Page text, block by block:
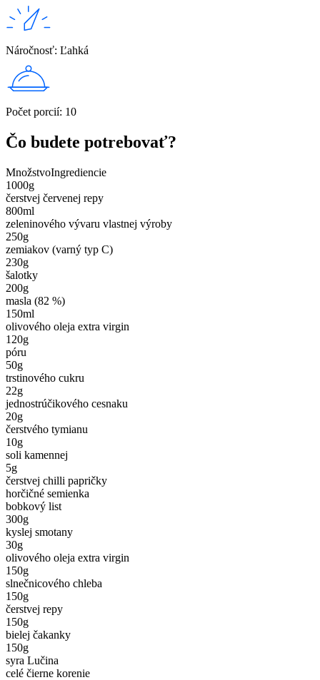
Náročnosť: Ľahká
Počet porcií: 10
Čo budete potrebovať?
MnožstvoIngrediencie
1000g
čerstvej červenej repy
800ml
zeleninového vývaru vlastnej výroby
250g
zemiakov (varný typ C)
230g
šalotky
200g
masla (82 %)
150ml
olivového oleja extra virgin
120g
póru
50g
trstinového cukru
22g
jednostrúčikového cesnaku
20g
čerstvého tymianu
10g
soli kamennej
5g
čerstvej chilli papričky
horčičné semienka
bobkový list
300g
kyslej smotany
30g
olivového oleja extra virgin
150g
slnečnicového chleba
150g
čerstvej repy
150g
bielej čakanky
150g
syra Lučina
celé čierne korenie